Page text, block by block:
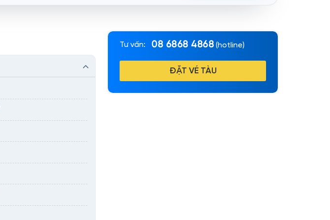
Tư vấn: 08 6868 4868 (hotline)
ĐẶT VÉ TÀU